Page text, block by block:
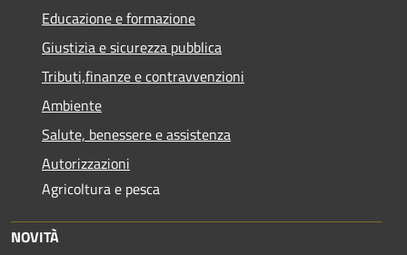
Educazione e formazione
Giustizia e sicurezza pubblica
Tributi,finanze e contravvenzioni
Ambiente
Salute, benessere e assistenza
Autorizzazioni
Agricoltura e pesca
NOVITÀ